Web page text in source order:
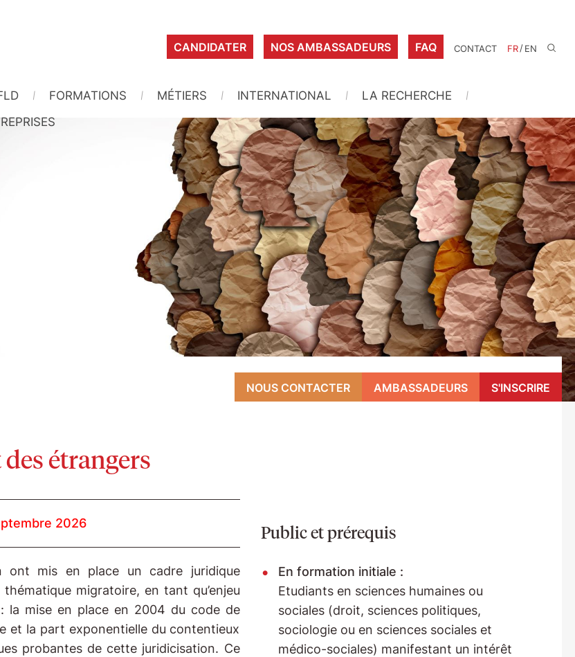
CANDIDATER NOS AMBASSADEURS FAQ CONTACT FR/EN
FORMATIONS MÉTIERS INTERNATIONAL
LA RECHERCHE
NOUS CONTACTER AMBASSADEURS S'INSCRIRE
étrangers
2026
ont mis en place un cadre juridique
migratoire, en tant qu’enjeu
la mise en place en 2004 du code de
et la part exponentielle du contentieux
probantes de cette juridicisation. Ce
Public et prérequis
En formation initiale :
Etudiants en sciences humaines ou
sociales (droit, sciences politiques,
sociologie ou en sciences sociales et
médico-sociales) manifestant un intérêt